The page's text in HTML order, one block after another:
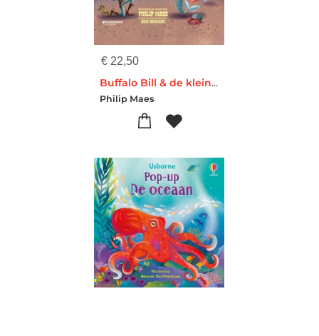
€ 22,50
Buffalo Bill & de kleine zeemeermin
Philip Maes